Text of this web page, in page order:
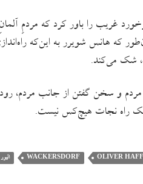
غریب را باور کرد که مردمِ
که هانس شویرر به این‌که
شک می‌کند.
و سخن گفتن از جانب مردم،
راه نجات هیچ‌کس نیست.
OLIVER
WACKERSDORF